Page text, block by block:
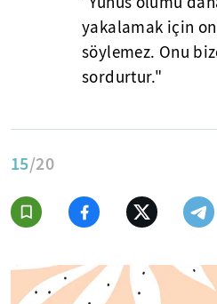
yakalamak için
söylemez. Onu
sordurtur."
15/20